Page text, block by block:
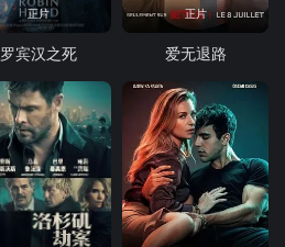
正片
罗宾汉之死
正片
爱无退路